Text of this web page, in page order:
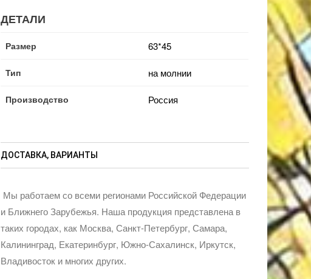
ДЕТАЛИ
Размер 63*45
Тип на молнии
Производство Россия
ДОСТАВКА, ВАРИАНТЫ
Мы работаем со всеми регионами Российской Федерации
и Ближнего Зарубежья. Наша продукция представлена в
таких городах, как Москва, Санкт-Петербург, Самара,
Калининград, Екатеринбург, Южно-Сахалинск, Иркутск,
Владивосток и многих других.